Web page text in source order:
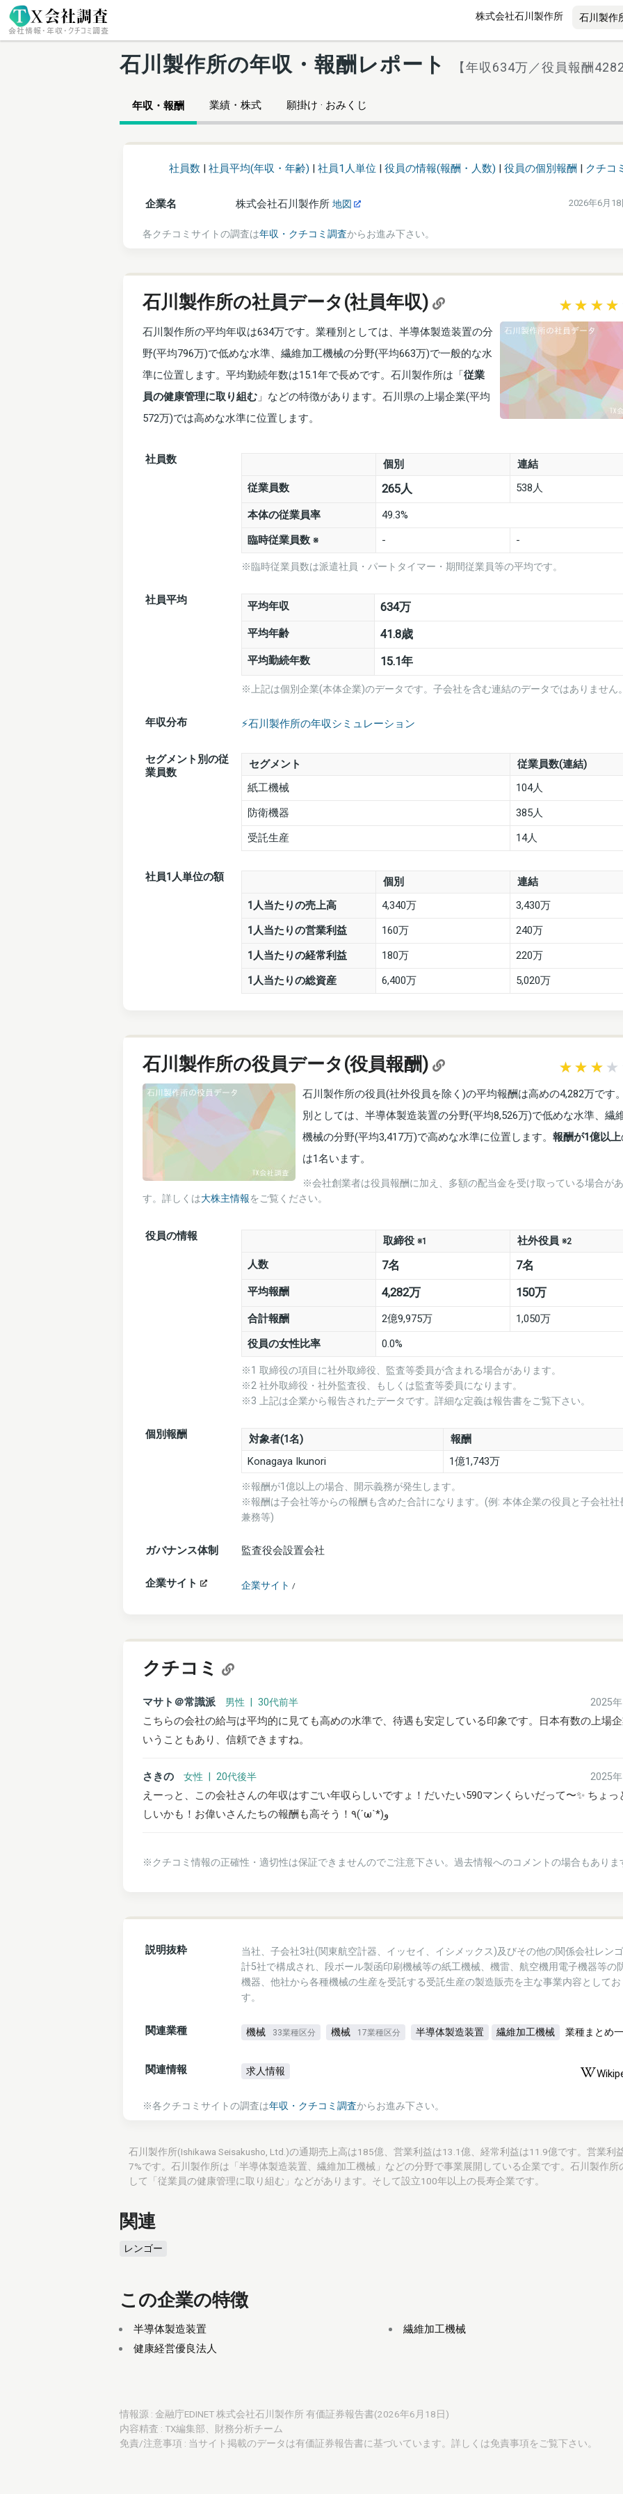
株式会社石川製作所
石川製作所の年収・報酬レポート 【年収634万／役員報酬
年収・報酬 業績・株式 願掛け · おみくじ
社員数 | 社員平均(年収・年齢) | 社員1人単位 | 役員の情報(報酬・人数) | 役員の個別報酬 | クチコ
企業名 株式会社石川製作所 地図 2026年6月
各クチコミサイトの調査は年収・クチコミ調査からお進み下さい。
石川製作所の社員データ(社員年収)
石川製作所の平均年収は634万です。業種別としては、半導体製造装置の分
野(平均796万)で低めな水準、繊維加工機械の分野(平均663万)で一般的な水
準に位置します。平均勤続年数は15.1年で長めです。石川製作所は「従業
員の健康管理に取り組む 」などの特徴があります。石川県の上場企業(平均
572万)では高めな水準に位置します。
社員数 個別
連結
従業員数
265人 538人
本体の従業員率
49.3%
臨時従業員数※ - -
※臨時従業員数は派遣社員・パートタイマー・期間従業員等の平均です。
社員平均 平均年収 634万
平均年齢 41.8歳
平均勤続年数 15.1年
※上記は個別企業(本体企業)のデータです。子会社を含む連結のデータではありません
年収分布 ⚡️石川製作所の年収シミュレーション
セグメント別の従
業員数
セグメント
従業員数(連結)
紙工機械
104人
防衛機器
385人
受託生産
14人
社員1人単位の額 個別
連結
1人当たりの売上高
4,340万
3,430万
1人当たりの営業利益
160万
240万
1人当たりの経常利益
180万
220万
1人当たりの総資産
6,400万 5,020万
石川製作所の役員データ(役員報酬)
石川製作所の役員(社外役員を除く)の平均報酬は高めの4,282万です
別としては、半導体製造装置の分野(平均8,526万)で低めな水準、繊
機械の分野(平均3,417万)で高めな水準に位置します。 報酬が1億以上
は1名います。
※会社創業者は役員報酬に加え、多額の配当金を受け取っている場合が
す。詳しくは大株主情報をご覧ください。
役員の情報 取締役※1 社外役員※2
人数 7名 7名
平均報酬 4,282万 150万
合計報酬 2億9,975万
1,050万
役員の女性比率
0.0%
※1 取締役の項目に社外取締役、監査等委員が含まれる場合があります。
※2 社外取締役・社外監査役、もしくは監査等委員になります。
※3 上記は企業から報告されたデータです。詳細な定義は報告書をご覧下さい。
個別報酬 対象者(1名)
報酬
Konagaya Ikunori
1億1,743万
※報酬が1億以上の場合、開示義務が発生します。
※報酬は子会社等からの報酬も含めた合計になります。(例: 本体企業の役員と子会社社
兼務等)
ガバナンス体制 監査役会設置会社
企業サイト 企業サイト /
クチコミ
マサト＠常識派 男性 | 30代前半 2025
こちらの会社の給与は平均的に見ても高めの水準で、待遇も安定している印象です。日本有数の上場
いうこともあり、信頼できますね。
さきの 女性 | 20代後半 2025
えーっと、この会社さんの年収はすごい年収らしいですょ！だいたい590マンくらいだって〜✨ ちょっ
しいかも！お偉いさんたちの報酬も高そう！٩(ˊωˋ*)و
※クチコミ情報の正確性・適切性は保証できませんのでご注意下さい。過去情報へのコメントの場合もありま
説明抜粋
当社、子会社3社(関東航空計器、イッセイ、イシメックス)及びその他の関係会社レン
計5社で構成され、段ボール製函印刷機械等の紙工機械、機雷、航空機用電子機器等の
機器、他社から各種機械の生産を受託する受託生産の製造販売を主な事業内容として
す。
関連業種 機械 33業種区分 機械 17業種区分 半導体製造装置 繊維加工機械 業種まとめ
関連情報 求人情報
※各クチコミサイトの調査は年収・クチコミ調査からお進み下さい。
石川製作所(Ishikawa Seisakusho, Ltd.)の通期売上高は185億、営業利益は13.1億、経常利益は11.9億です。営業利
7%です。石川製作所は「半導体製造装置、繊維加工機械」などの分野で事業展開している企業です。石川製作所
して「従業員の健康管理に取り組む」などがあります。そして設立100年以上の長寿企業です。
関連
レンゴー
この企業の特徴
半導体製造装置
繊維加工機械
健康経営優良法人
情報源 : 金融庁EDINET 株式会社石川製作所 有価証券報告書(2026年6月18日)
内容精査 : TX編集部、財務分析チーム
免責/注意事項 : 当サイト掲載のデータは有価証券報告書に基づいています。詳しくは免責事項をご覧下さい。